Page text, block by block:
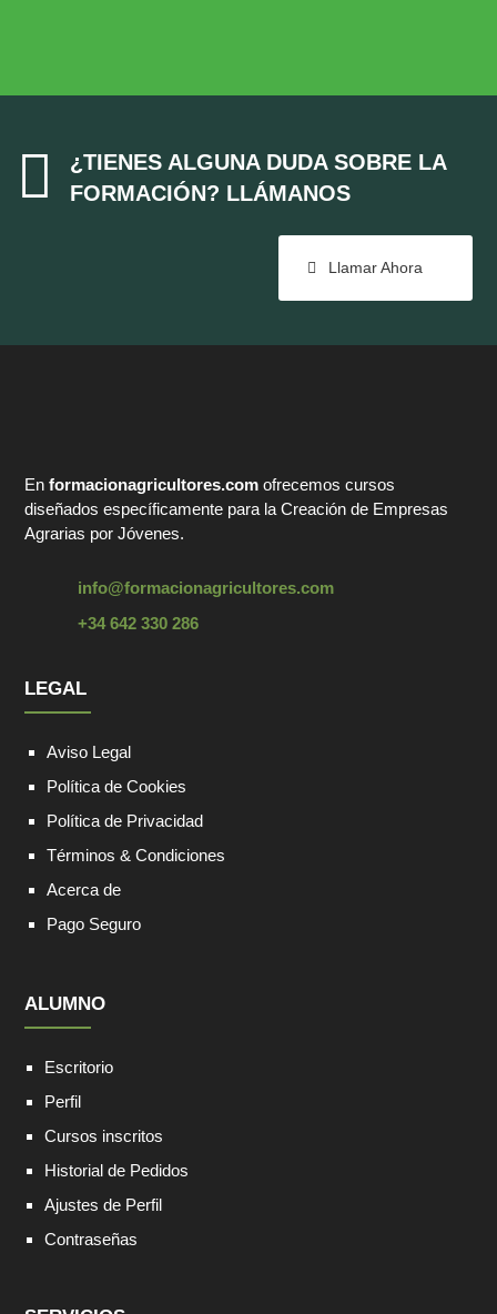

¿TIENES ALGUNA DUDA SOBRE LA
FORMACIÓN? LLÁMANOS
Llamar Ahora
Enformacionagricultores.com ofrecemos cursos
diseñados específicamente para la Creación de Empresas
Agrarias por Jóvenes.
info@formacionagricultores.com
+34 642 330 286
LEGAL
Aviso Legal
Política de Cookies
Política de Privacidad
Términos & Condiciones
Acerca de
Pago Seguro
ALUMNO
Escritorio
Perfil
Cursos inscritos
Historial de Pedidos
Ajustes de Perfil
Contraseñas